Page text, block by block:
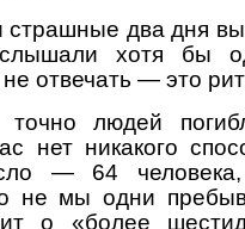
два дня
слышали хотя бы
отвечать — это
людей
нет никакого
— 64
не мы одни
о «более